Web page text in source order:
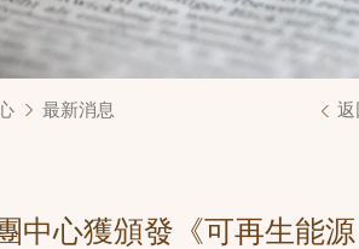
返
最新消息
中心獲頒發《可再生能源